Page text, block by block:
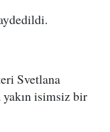
Svetlana
isimsiz bir